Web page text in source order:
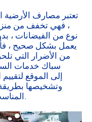
تعتبر مصارف الأرضية
، فهي تخفف من
نوع من الفيضانات ،
يعمل بشكل صحيح ،
من الأضرار التي
سباك خدمات
وتشخيصها
المناسب وإزالة الانسداد.